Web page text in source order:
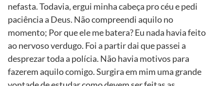
nefasta. Todavia, ergui minha cabeça pro céu e pedi
paciência a Deus. Não compreendi aquilo no
momento; Por que ele me batera? Eu nada havia feito
ao nervoso verdugo. Foi a partir dai que passei a
desprezar toda a polícia. Não havia motivos para
fazerem aquilo comigo. Surgira em mim uma grande